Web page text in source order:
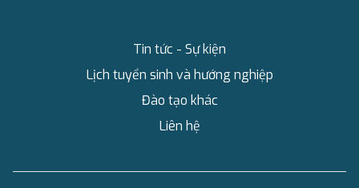
Tin tức - Sự kiện
Lịch tuyển sinh và hướng nghiệp
Đào tạo khác
Liên hệ